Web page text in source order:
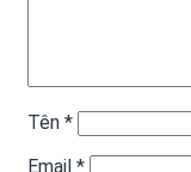
Tên *
Email *